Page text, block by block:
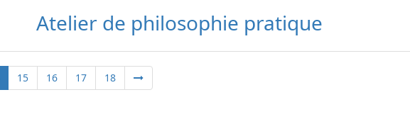
Atelier de philosophie pratique
15 16 17 18